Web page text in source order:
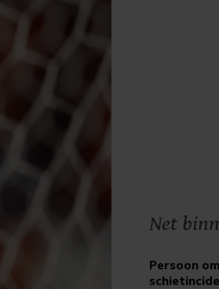
Net
Persoon